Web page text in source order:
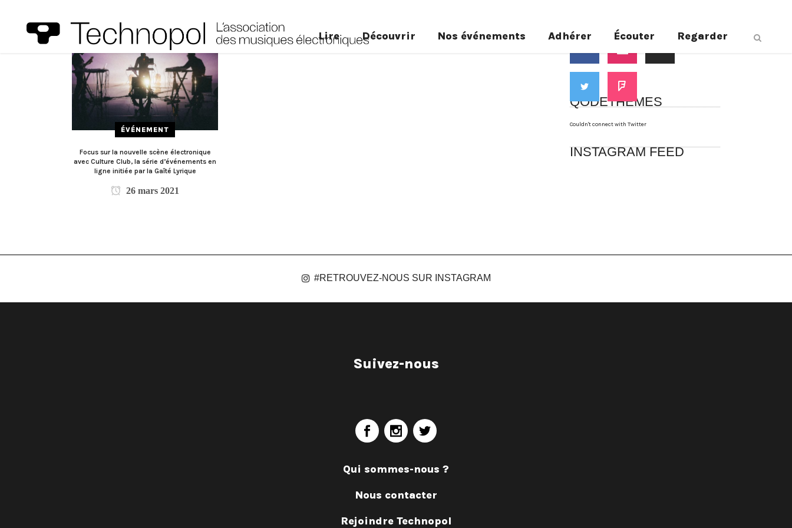
Lire Découvrir Nos événements Adhérer Écouter Regarder
ÉVÉNEMENT
Focus sur la nouvelle scène électronique
avec Culture Club, la série d’événements en
ligne initiée par la Gaîté Lyrique
26 mars 2021
Suivez-nous
QODETHEMES
Couldn't connect with Twitter
INSTAGRAM FEED
#RETROUVEZ-NOUS SUR INSTAGRAM
Suivez-nous
Qui sommes-nous ?
Nous contacter
Rejoindre Technopol